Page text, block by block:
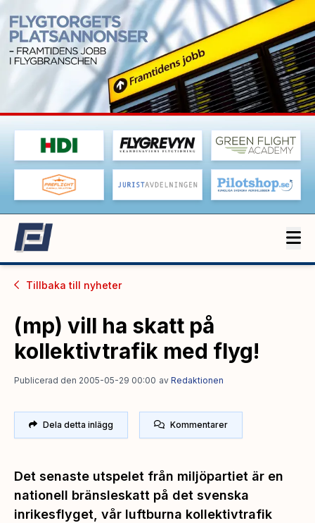
Tillbaka till nyheter
(mp) vill ha skatt på
kollektivtrafik med flyg!
Publicerad den 2005-05-29 00:00 av Redaktionen
Dela detta inlägg Kommentarer
Det senaste utspelet från miljöpartiet är en
nationell bränsleskatt på det svenska
inrikesflyget, vår luftburna kollektivtrafik